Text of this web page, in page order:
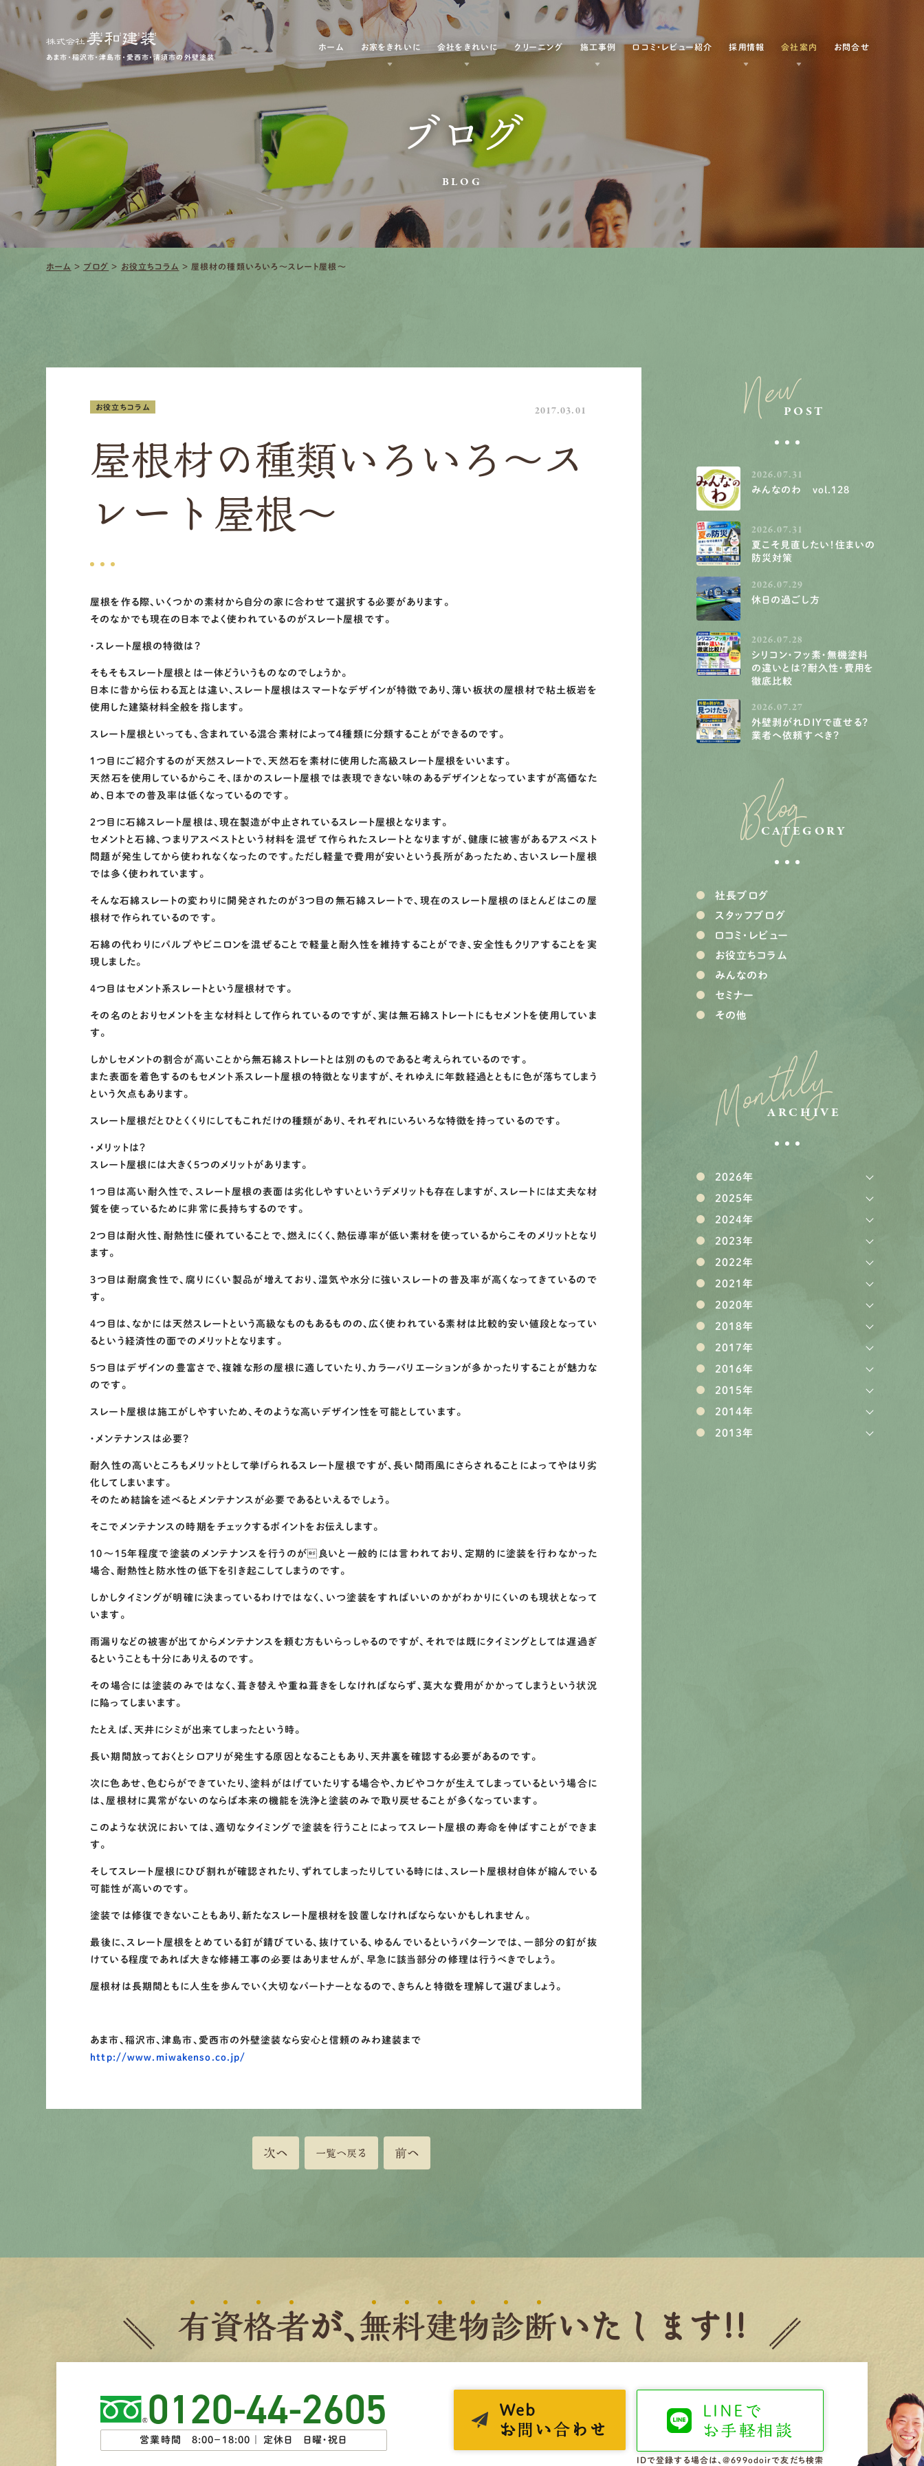
あま市・稲沢市・津島市・愛西市・清須市の外壁塗装
ホーム お家をきれいに 会社をきれいに クリーニング 施工事例 口コミ・レビュー紹介 採用情報 会社案内 お問合せ
ブログ
BLOG
ホーム > ブログ > お役立ちコラム > 屋根材の種類いろいろ～スレート屋根～
お役立ちコラム 2017.03.01
屋根材の種類いろいろ～ス
レート屋根～
屋根を作る際、いくつかの素材から自分の家に合わせて選択する必要があります。
そのなかでも現在の日本でよく使われているのがスレート屋根です。
・スレート屋根の特徴は？
そもそもスレート屋根とは一体どういうものなのでしょうか。
日本に昔から伝わる瓦とは違い、スレート屋根はスマートなデザインが特徴であり、薄い板状の屋根材で粘土板岩を
使用した建築材料全般を指します。
スレート屋根といっても、含まれている混合素材によって４種類に分類することができるのです。
１つ目にご紹介するのが天然スレートで、天然石を素材に使用した高級スレート屋根をいいます。
天然石を使用しているからこそ、ほかのスレート屋根では表現できない味のあるデザインとなっていますが高価なた
め、日本での普及率は低くなっているのです。
２つ目に石綿スレート屋根は、現在製造が中止されているスレート屋根となります。
セメントと石綿、つまりアスベストという材料を混ぜて作られたスレートとなりますが、健康に被害があるアスベスト
問題が発生してから使われなくなったのです。ただし軽量で費用が安いという長所があったため、古いスレート屋根
では多く使われています。
そんな石綿スレートの変わりに開発されたのが３つ目の無石綿スレートで、現在のスレート屋根のほとんどはこの屋
根材で作られているのです。
石綿の代わりにパルプやビニロンを混ぜることで軽量と耐久性を維持することができ、安全性もクリアすることを実
現しました。
4つ目はセメント系スレートという屋根材です。
その名のとおりセメントを主な材料として作られているのですが、実は無石綿ストレートにもセメントを使用していま
す。
しかしセメントの割合が高いことから無石綿ストレートとは別のものであると考えられているのです。
また表面を着色するのもセメント系スレート屋根の特徴となりますが、それゆえに年数経過とともに色が落ちてしまう
という欠点もあります。
スレート屋根だとひとくくりにしてもこれだけの種類があり、それぞれにいろいろな特徴を持っているのです。
・メリットは？
スレート屋根には大きく5つのメリットがあります。
1つ目は高い耐久性で、スレート屋根の表面は劣化しやすいというデメリットも存在しますが、スレートには丈夫な材
質を使っているために非常に長持ちするのです。
2つ目は耐火性、耐熱性に優れていることで、燃えにくく、熱伝導率が低い素材を使っているからこそのメリットとなり
ます。
3つ目は耐腐食性で、腐りにくい製品が増えており、湿気や水分に強いスレートの普及率が高くなってきているので
す。
4つ目は、なかには天然スレートという高級なものもあるものの、広く使われている素材は比較的安い値段となってい
るという経済性の面でのメリットとなります。
5つ目はデザインの豊富さで、複雑な形の屋根に適していたり、カラーバリエーションが多かったりすることが魅力な
のです。
スレート屋根は施工がしやすいため、そのような高いデザイン性を可能としています。
・メンテナンスは必要？
耐久性の高いところもメリットとして挙げられるスレート屋根ですが、長い間雨風にさらされることによってやはり劣
化してしまいます。
そのため結論を述べるとメンテナンスが必要であるといえるでしょう。
そこでメンテナンスの時期をチェックするポイントをお伝えします。
10～15年程度で塗装のメンテナンスを行うのが良いと一般的には言われており、定期的に塗装を行わなかった
場合、耐熱性と防水性の低下を引き起こしてしまうのです。
しかしタイミングが明確に決まっているわけではなく、いつ塗装をすればいいのかがわかりにくいのも現状となって
います。
雨漏りなどの被害が出てからメンテナンスを頼む方もいらっしゃるのですが、それでは既にタイミングとしては遅過ぎ
るということも十分にありえるのです。
その場合には塗装のみではなく、葺き替えや重ね葺きをしなければならず、莫大な費用がかかってしまうという状況
に陥ってしまいます。
たとえば、天井にシミが出来てしまったという時。
長い期間放っておくとシロアリが発生する原因となることもあり、天井裏を確認する必要があるのです。
次に色あせ、色むらができていたり、塗料がはげていたりする場合や、カビやコケが生えてしまっているという場合に
は、屋根材に異常がないのならば本来の機能を洗浄と塗装のみで取り戻せることが多くなっています。
このような状況においては、適切なタイミングで塗装を行うことによってスレート屋根の寿命を伸ばすことができま
す。
そしてスレート屋根にひび割れが確認されたり、ずれてしまったりしている時には、スレート屋根材自体が縮んでいる
可能性が高いのです。
塗装では修復できないこともあり、新たなスレート屋根材を設置しなければならないかもしれません。
最後に、スレート屋根をとめている釘が錆びている、抜けている、ゆるんでいるというパターンでは、一部分の釘が抜
けている程度であれば大きな修繕工事の必要はありませんが、早急に該当部分の修理は行うべきでしょう。
屋根材は長期間ともに人生を歩んでいく大切なパートナーとなるので、きちんと特徴を理解して選びましょう。
あま市、稲沢市、津島市、愛西市の外壁塗装なら安心と信頼のみわ建装まで
http://www.miwakenso.co.jp/
次へ 一覧へ戻る 前へ
NewPOST
2026.07.31
みんなのわ vol.128
2026.07.31
夏こそ見直したい！住まいの
防災対策
2026.07.29
休日の過ごし方
2026.07.28
シリコン・フッ素・無機塗料
の違いとは？耐久性・費用を
徹底比較
2026.07.27
外壁剥がれDIYで直せる？
業者へ依頼すべき？
Blog
CATEGORY
社長ブログ
スタッフブログ
口コミ・レビュー
お役立ちコラム
みんなのわ
セミナー
その他
Monthly
ARCHIVE
2026年
2025年
2024年
2023年
2022年
2021年
2020年
2018年
2017年
2016年
2015年
2014年
2013年
有資格者が、 無料建物診断いたします!!
0120-44-2605
営業時間 8:00−18:00 ｜ 定休日 日曜・祝日
Web
お問い合わせ
LINEで
お手軽相談
IDで登録する場合は、@699odoirで友だち検索